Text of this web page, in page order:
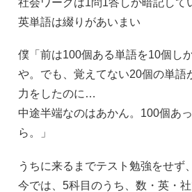
社会ワークは1問1答しか暗記して
英単語は綴りがあいまい
僕「前は100個ある単語を10個し
や。でも、覚えてない20個の単語
力をしたのに…
中途半端なのはあかん。100個あ
ら。」
うちに来るまでテスト勉強をせず
今では、5科目のうち、数・英・